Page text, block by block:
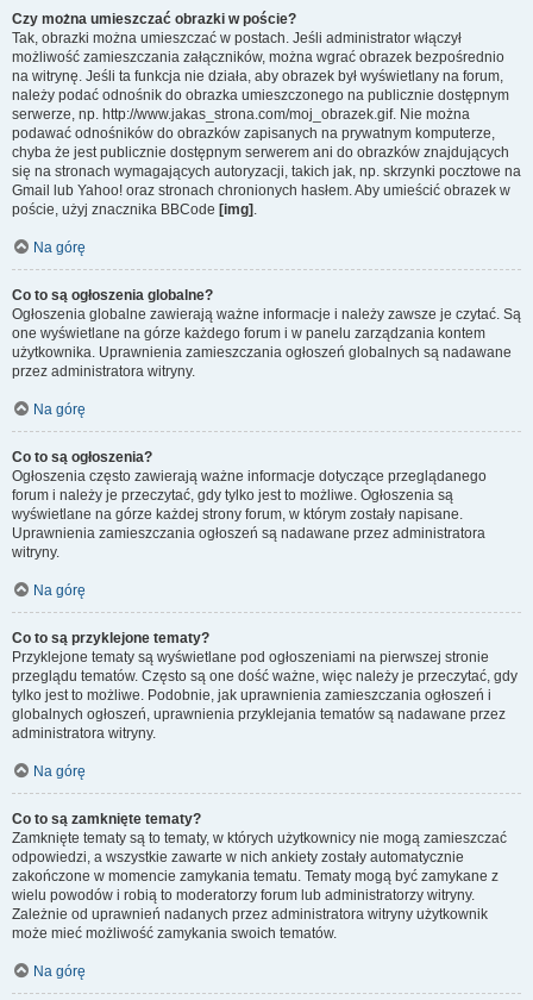
Czy można umieszczać obrazki w poście?
Tak, obrazki można umieszczać w postach. Jeśli administrator włączył
możliwość zamieszczania załączników, można wgrać obrazek bezpośrednio
na witrynę. Jeśli ta funkcja nie działa, aby obrazek był wyświetlany na forum,
należy podać odnośnik do obrazka umieszczonego na publicznie dostępnym
serwerze, np. http://www.jakas_strona.com/moj_obrazek.gif. Nie można
podawać odnośników do obrazków zapisanych na prywatnym komputerze,
chyba że jest publicznie dostępnym serwerem ani do obrazków znajdujących
się na stronach wymagających autoryzacji, takich jak, np. skrzynki pocztowe na
Gmail lub Yahoo! oraz stronach chronionych hasłem. Aby umieścić obrazek w
poście, użyj znacznika BBCode [img] .
Na górę
Co to są ogłoszenia globalne?
Ogłoszenia globalne zawierają ważne informacje i należy zawsze je czytać. Są
one wyświetlane na górze każdego forum i w panelu zarządzania kontem
użytkownika. Uprawnienia zamieszczania ogłoszeń globalnych są nadawane
przez administratora witryny.
Na górę
Co to są ogłoszenia?
Ogłoszenia często zawierają ważne informacje dotyczące przeglądanego
forum i należy je przeczytać, gdy tylko jest to możliwe. Ogłoszenia są
wyświetlane na górze każdej strony forum, w którym zostały napisane.
Uprawnienia zamieszczania ogłoszeń są nadawane przez administratora
witryny.
Na górę
Co to są przyklejone tematy?
Przyklejone tematy są wyświetlane pod ogłoszeniami na pierwszej stronie
przeglądu tematów. Często są one dość ważne, więc należy je przeczytać, gdy
tylko jest to możliwe. Podobnie, jak uprawnienia zamieszczania ogłoszeń i
globalnych ogłoszeń, uprawnienia przyklejania tematów są nadawane przez
administratora witryny.
Na górę
Co to są zamknięte tematy?
Zamknięte tematy są to tematy, w których użytkownicy nie mogą zamieszczać
odpowiedzi, a wszystkie zawarte w nich ankiety zostały automatycznie
zakończone w momencie zamykania tematu. Tematy mogą być zamykane z
wielu powodów i robią to moderatorzy forum lub administratorzy witryny.
Zależnie od uprawnień nadanych przez administratora witryny użytkownik
może mieć możliwość zamykania swoich tematów.
Na górę